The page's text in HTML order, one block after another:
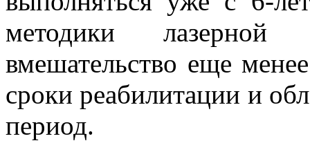
методики лазерной
вмешательство еще
сроки реабилитации и
период.